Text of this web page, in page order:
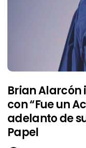
Brian
con “Fue un
adelanto de
Papel